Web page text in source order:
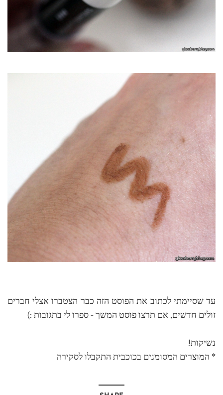
עד שסיימתי לכתוב את הפוסט הזה כבר הצטברו אצלי חברים
זולים חדשים, אם תרצו פוסט המשך - ספרו לי בתגובות :)
נשיקות!
* המוצרים המסומנים בכוכבית התקבלו לסקירה